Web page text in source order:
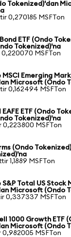
Tokenized)'dan
0,270185 MSFTon
ETF (Ondo
Tokenized)'na
0,220070 MSFTon
MSCI Emerging
Microsoft (Ondo
0,162494 MSFTon
EAFE ETF (Ondo
Tokenized)'na
0,223800 MSFTon
(Ondo
1,1889 MSFTon
S&P Total US Stock
Microsoft (Ondo
0,337337 MSFTon
1000 Growth ETF
Microsoft (Ondo
0,982005 MSFTon